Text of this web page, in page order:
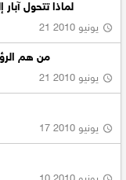
لماذا تتحول
21 يونيو 2010
من هم
21 يونيو 2010
17 يونيو 2010